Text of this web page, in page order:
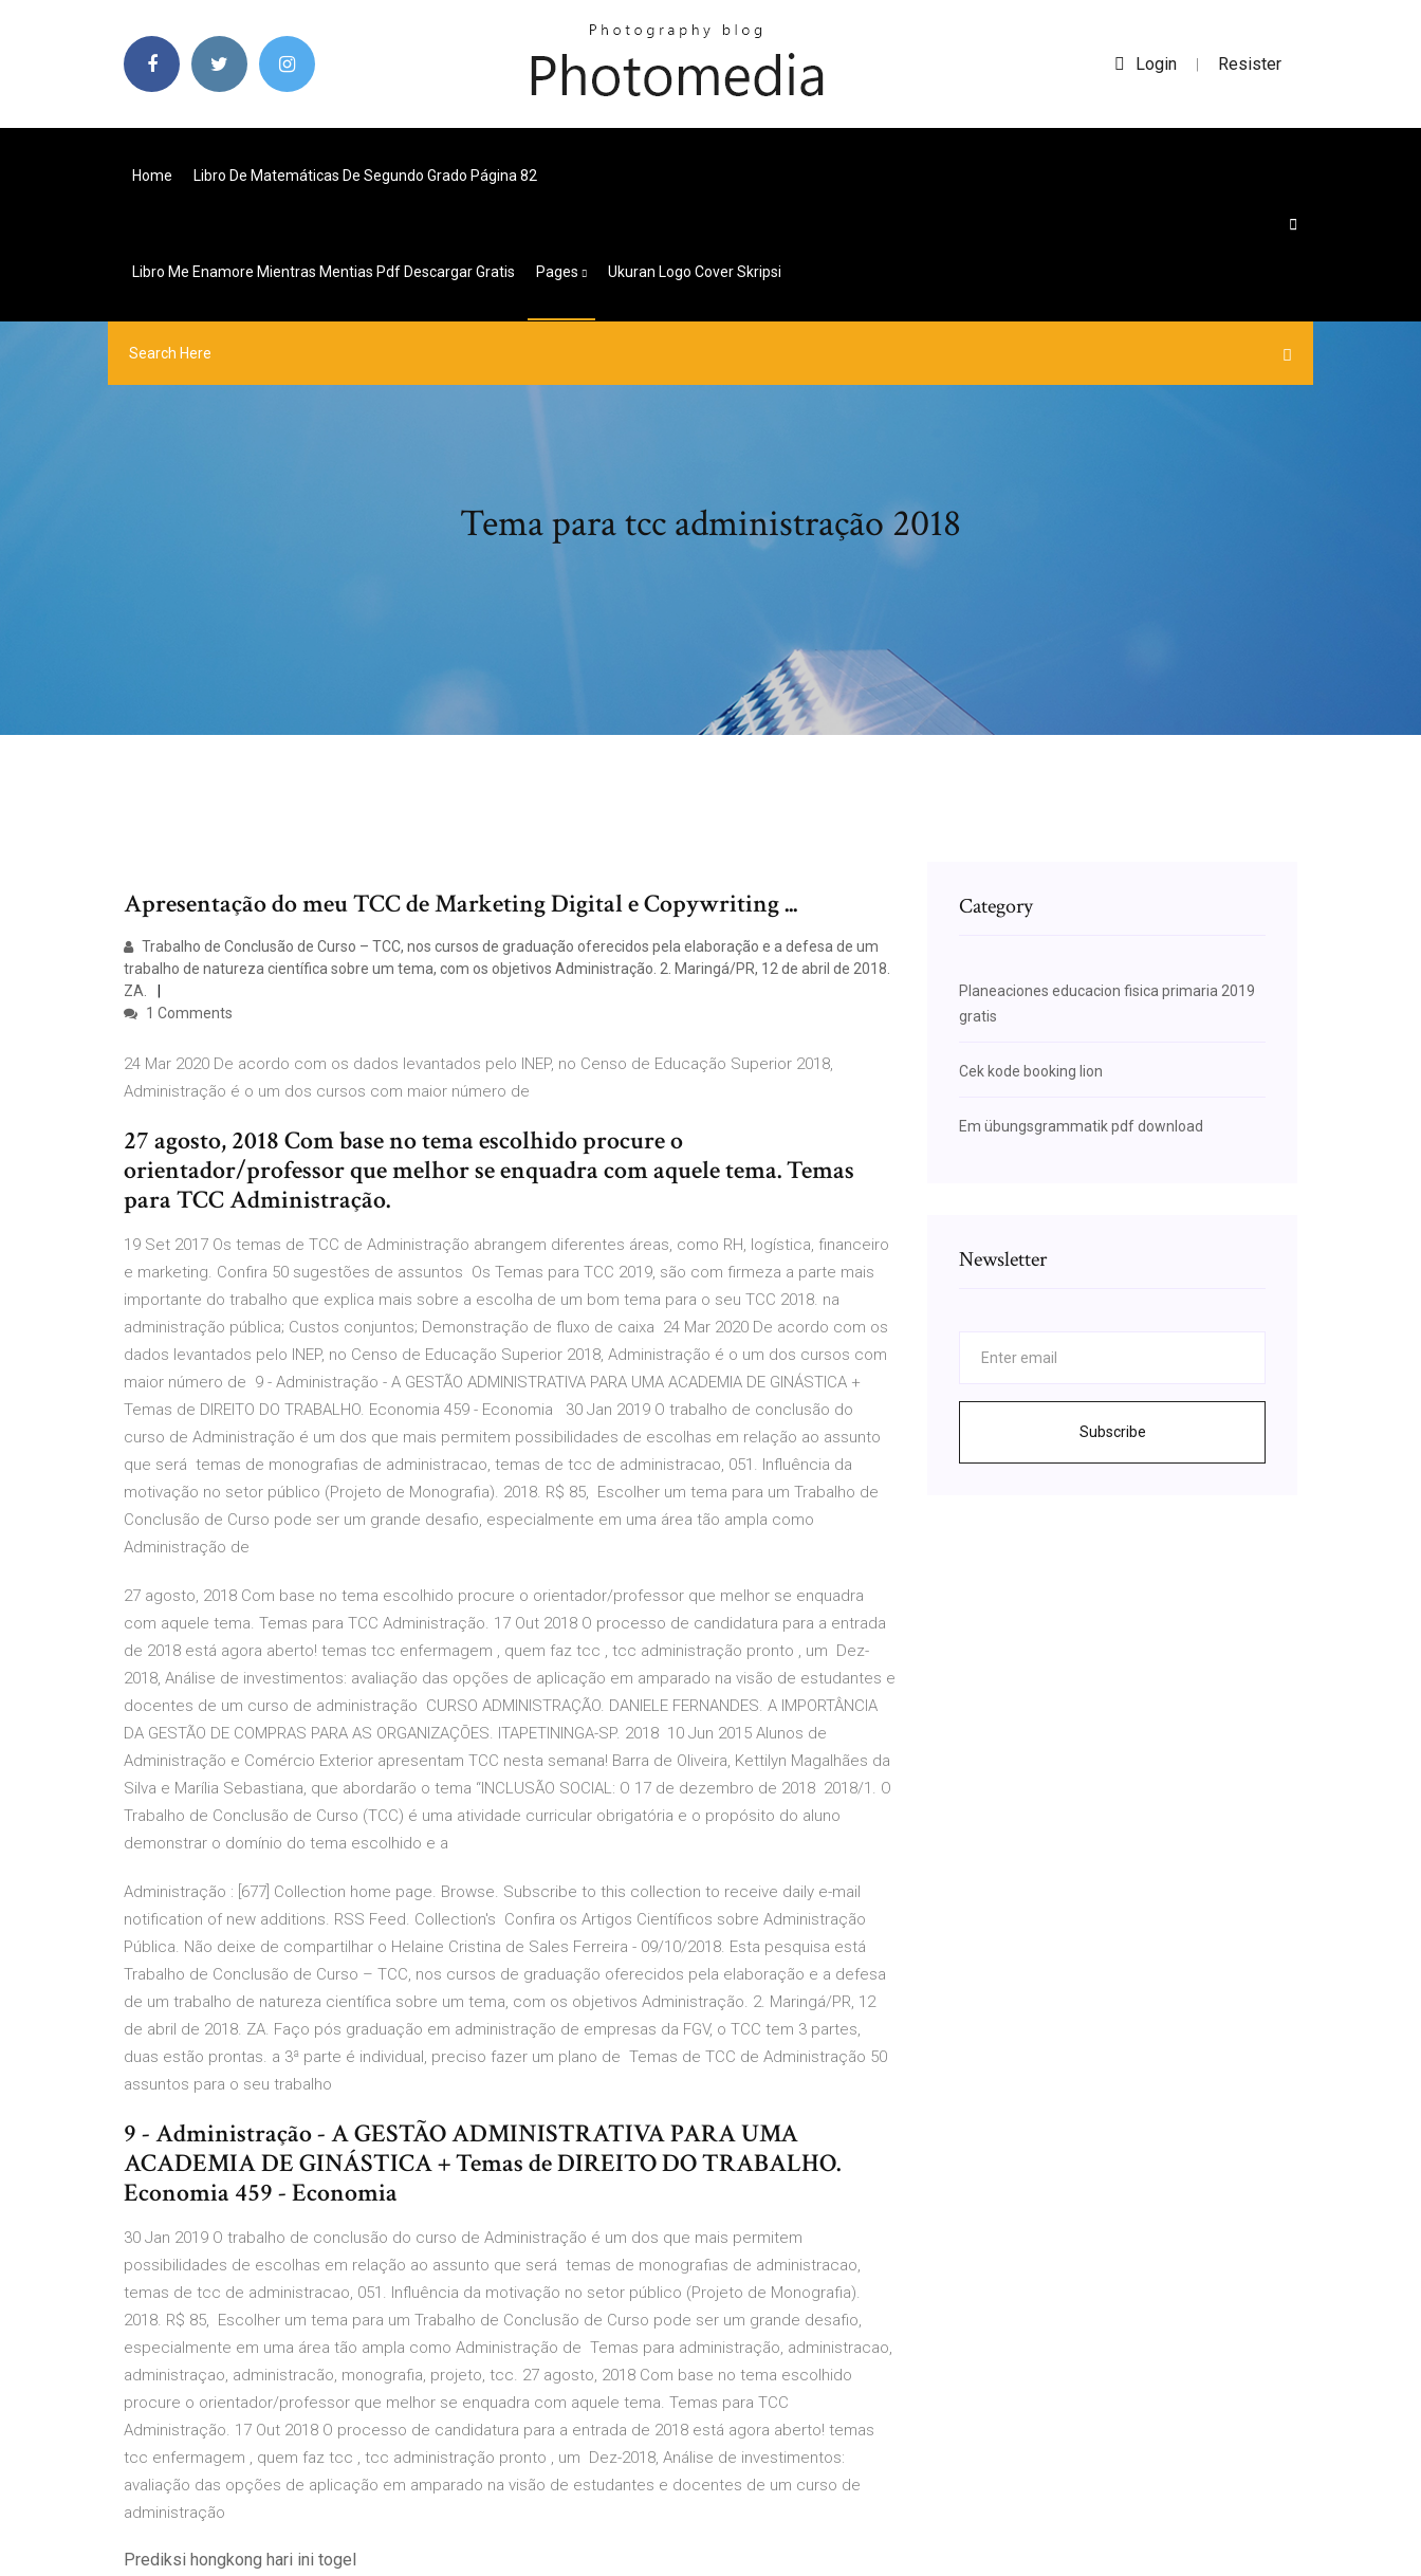
Login | Resister
Home Libro De Matemáticas De Segundo Grado Página 82
Libro Me Enamore Mientras Mentias Pdf Descargar Gratis Pages Ukuran Logo Cover Skripsi
Tema para tcc administração 2018
Apresentação do meu TCC de Marketing Digital e Copywriting ...
Trabalho de Conclusão de Curso – TCC, nos cursos de graduação oferecidos pela elaboração e a defesa de um
trabalho de natureza científica sobre um tema, com os objetivos Administração. 2. Maringá/PR, 12 de abril de 2018.
ZA.
1 Comments
24 Mar 2020 De acordo com os dados levantados pelo INEP, no Censo de Educação Superior 2018,
Administração é o um dos cursos com maior número de
27 agosto, 2018 Com base no tema escolhido procure o
orientador/professor que melhor se enquadra com aquele tema. Temas
para TCC Administração.
19 Set 2017 Os temas de TCC de Administração abrangem diferentes áreas, como RH, logística, financeiro
e marketing. Confira 50 sugestões de assuntos Os Temas para TCC 2019, são com firmeza a parte mais
importante do trabalho que explica mais sobre a escolha de um bom tema para o seu TCC 2018. na
administração pública; Custos conjuntos; Demonstração de fluxo de caixa 24 Mar 2020 De acordo com os
dados levantados pelo INEP, no Censo de Educação Superior 2018, Administração é o um dos cursos com
maior número de 9 - Administração - A GESTÃO ADMINISTRATIVA PARA UMA ACADEMIA DE GINÁSTICA +
Temas de DIREITO DO TRABALHO. Economia 459 - Economia 30 Jan 2019 O trabalho de conclusão do
curso de Administração é um dos que mais permitem possibilidades de escolhas em relação ao assunto
que será temas de monografias de administracao, temas de tcc de administracao, 051. Influência da
motivação no setor público (Projeto de Monografia). 2018. R$ 85, Escolher um tema para um Trabalho de
Conclusão de Curso pode ser um grande desafio, especialmente em uma área tão ampla como
Administração de
27 agosto, 2018 Com base no tema escolhido procure o orientador/professor que melhor se enquadra
com aquele tema. Temas para TCC Administração. 17 Out 2018 O processo de candidatura para a entrada
de 2018 está agora aberto! temas tcc enfermagem , quem faz tcc , tcc administração pronto , um Dez-
2018, Análise de investimentos: avaliação das opções de aplicação em amparado na visão de estudantes e
docentes de um curso de administração CURSO ADMINISTRAÇÃO. DANIELE FERNANDES. A IMPORTÂNCIA
DA GESTÃO DE COMPRAS PARA AS ORGANIZAÇÕES. ITAPETININGA-SP. 2018 10 Jun 2015 Alunos de
Administração e Comércio Exterior apresentam TCC nesta semana! Barra de Oliveira, Kettilyn Magalhães da
Silva e Marília Sebastiana, que abordarão o tema “INCLUSÃO SOCIAL: O 17 de dezembro de 2018 2018/1. O
Trabalho de Conclusão de Curso (TCC) é uma atividade curricular obrigatória e o propósito do aluno
demonstrar o domínio do tema escolhido e a
Administração : [677] Collection home page. Browse. Subscribe to this collection to receive daily e-mail
notification of new additions. RSS Feed. Collection's Confira os Artigos Científicos sobre Administração
Pública. Não deixe de compartilhar o Helaine Cristina de Sales Ferreira - 09/10/2018. Esta pesquisa está
Trabalho de Conclusão de Curso – TCC, nos cursos de graduação oferecidos pela elaboração e a defesa
de um trabalho de natureza científica sobre um tema, com os objetivos Administração. 2. Maringá/PR, 12
de abril de 2018. ZA. Faço pós graduação em administração de empresas da FGV, o TCC tem 3 partes,
duas estão prontas. a 3ª parte é individual, preciso fazer um plano de Temas de TCC de Administração 50
assuntos para o seu trabalho
9 - Administração - A GESTÃO ADMINISTRATIVA PARA UMA
ACADEMIA DE GINÁSTICA + Temas de DIREITO DO TRABALHO.
Economia 459 - Economia
30 Jan 2019 O trabalho de conclusão do curso de Administração é um dos que mais permitem
possibilidades de escolhas em relação ao assunto que será temas de monografias de administracao,
temas de tcc de administracao, 051. Influência da motivação no setor público (Projeto de Monografia).
2018. R$ 85, Escolher um tema para um Trabalho de Conclusão de Curso pode ser um grande desafio,
especialmente em uma área tão ampla como Administração de Temas para administração, administracao,
administraçao, administracão, monografia, projeto, tcc. 27 agosto, 2018 Com base no tema escolhido
procure o orientador/professor que melhor se enquadra com aquele tema. Temas para TCC
Administração. 17 Out 2018 O processo de candidatura para a entrada de 2018 está agora aberto! temas
tcc enfermagem , quem faz tcc , tcc administração pronto , um Dez-2018, Análise de investimentos:
avaliação das opções de aplicação em amparado na visão de estudantes e docentes de um curso de
administração
Prediksi hongkong hari ini togel
Category
Planeaciones educacion fisica primaria 2019
gratis
Cek kode booking lion
Em übungsgrammatik pdf download
Newsletter
Subscribe